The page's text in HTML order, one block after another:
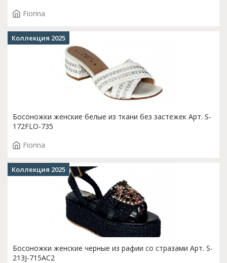
Fiorina
Босоножки женские белые из ткани без застежек Арт. S-
172FLO-735
Fiorina
Коллекция 2025
Босоножки женские черные из рафии со стразами Арт. S-
213J-715AC2
Коллекция 2025